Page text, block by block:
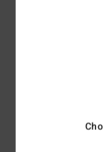
4-Way
facilità di